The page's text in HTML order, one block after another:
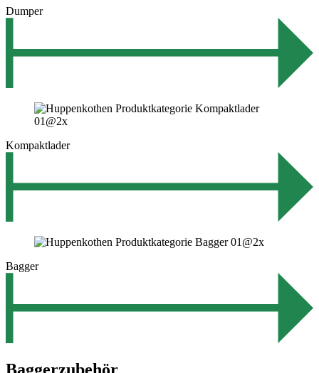
Dumper
Kompaktlader
Bagger